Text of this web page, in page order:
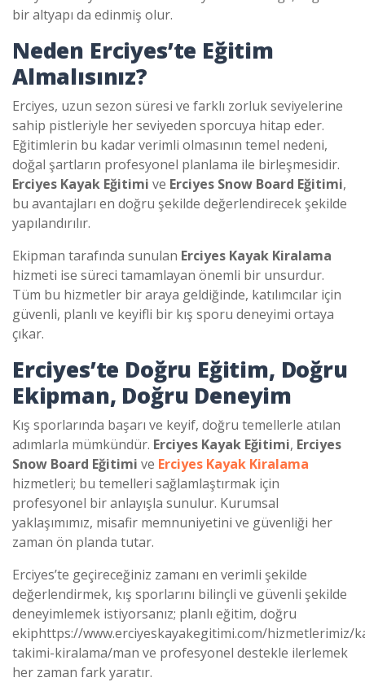
bir altyapı da edinmiş olur.
Neden Erciyes’te Eğitim
Almalısınız?
Erciyes, uzun sezon süresi ve farklı zorluk seviyelerine
sahip pistleriyle her seviyeden sporcuya hitap eder.
Eğitimlerin bu kadar verimli olmasının temel nedeni,
doğal şartların profesyonel planlama ile birleşmesidir.
Erciyes Kayak Eğitimi ve Erciyes Snow Board Eğitimi,
bu avantajları en doğru şekilde değerlendirecek şekilde
yapılandırılır.
Ekipman tarafında sunulan Erciyes Kayak Kiralama
hizmeti ise süreci tamamlayan önemli bir unsurdur.
Tüm bu hizmetler bir araya geldiğinde, katılımcılar için
güvenli, planlı ve keyifli bir kış sporu deneyimi ortaya
çıkar.
Erciyes’te Doğru Eğitim, Doğru
Ekipman, Doğru Deneyim
Kış sporlarında başarı ve keyif, doğru temellerle atılan
adımlarla mümkündür. Erciyes Kayak Eğitimi, Erciyes
Snow Board Eğitimi ve Erciyes Kayak Kiralama
hizmetleri; bu temelleri sağlamlaştırmak için
profesyonel bir anlayışla sunulur. Kurumsal
yaklaşımımız, misafir memnuniyetini ve güvenliği her
zaman ön planda tutar.
Erciyes’te geçireceğiniz zamanı en verimli şekilde
değerlendirmek, kış sporlarını bilinçli ve güvenli şekilde
deneyimlemek istiyorsanız; planlı eğitim, doğru
ekiphttps://www.erciyeskayakegitimi.com/hizmetlerimiz/
takimi-kiralama/man ve profesyonel destekle ilerlemek
her zaman fark yaratır.